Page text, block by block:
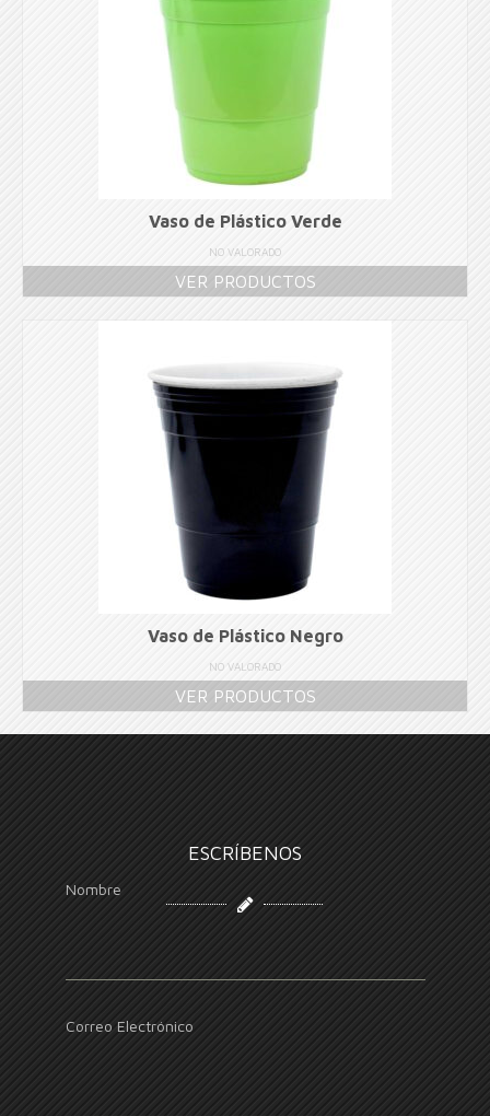
Vaso de Plástico Verde
NO VALORADO
VER PRODUCTOS
Vaso de Plástico Negro
NO VALORADO
VER PRODUCTOS
ESCRÍBENOS
Nombre
Correo Electrónico